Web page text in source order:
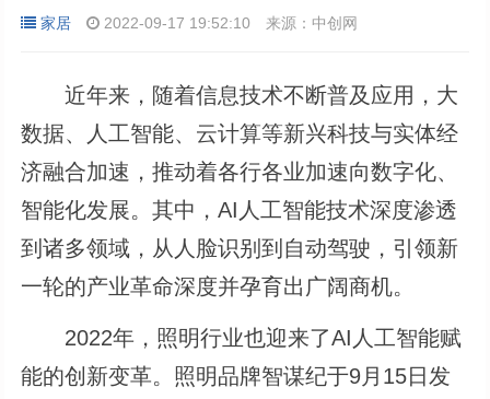
家居 2022-09-17 19:52:10 来源：中创网
近年来，随着信息技术不断普及应用，大
数据、人工智能、云计算等新兴科技与实体经
济融合加速，推动着各行各业加速向数字化、
智能化发展。其中，AI人工智能技术深度渗透
到诸多领域，从人脸识别到自动驾驶，引领新
一轮的产业革命深度并孕育出广阔商机。
2022年，照明行业也迎来了AI人工智能赋
能的创新变革。照明品牌智谋纪于9月15日发